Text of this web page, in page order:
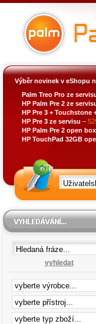
Výběr novinek v eShopu
Palm Treo Pro ze
HP Palm Pre 2 ze
HP Pre 3 + Touchstone
HP Pre 3 ze servisu –
HP Palm Pre 2 open
HP TouchPad 32GB
vyhledat